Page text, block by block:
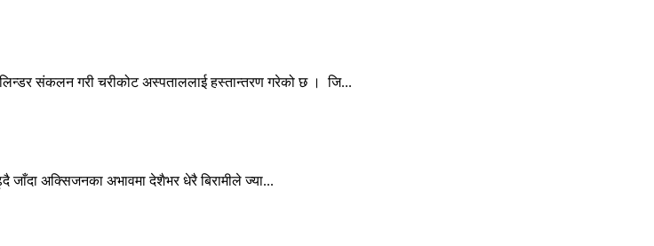
संकलन गरी चरीकोट अस्पताललाई हस्तान्तरण गरेको छ । जि...
जाँदा अक्सिजनका अभावमा देशैभर धेरै बिरामीले ज्या...